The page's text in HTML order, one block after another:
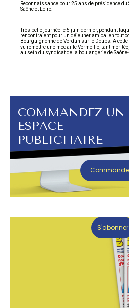
Reconnaissance pour 25 ans de présidence
Saône et Loire.
Très belle journée le 5 juin dernier, pendant
rencontraient pour un déjeuner amical en tout
Bourguignonne de Verdun sur le Doubs. A
vu remettre une médaille Vermeille, tant
au sein du syndicat de la boulangerie de Saône-
COMMANDEZ UN
ESPACE
PUBLICITAIRE
S'abonner